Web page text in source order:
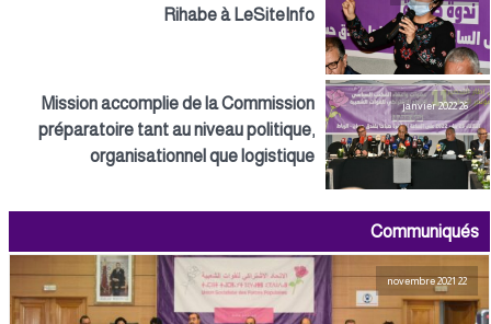
Rihabe à LeSiteInfo
26 janvier 2022
Mission accomplie de la Commission
préparatoire tant au niveau politique,
organisationnel que logistique
Communiqués
22 novembre 2021